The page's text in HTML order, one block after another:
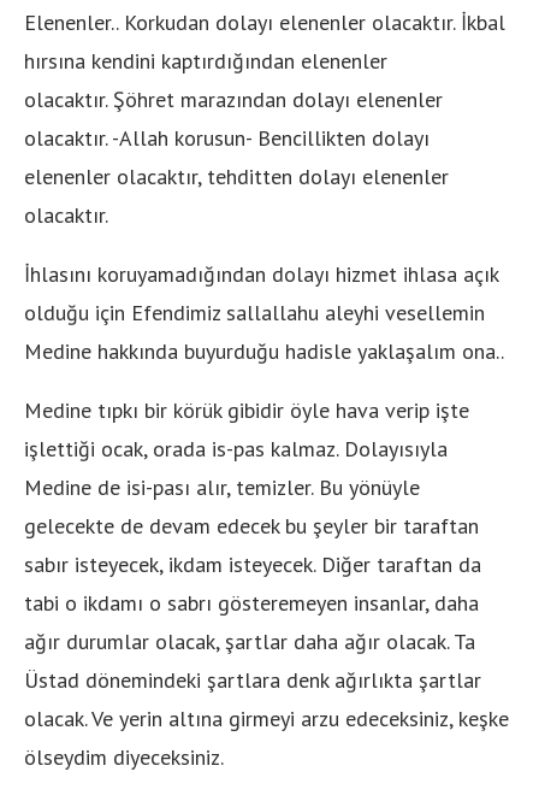
Elenenler.. Korkudan dolayı elenenler olacaktır. İkbal
hırsına kendini kaptırdığından elenenler
olacaktır. Şöhret marazından dolayı elenenler
olacaktır. -Allah korusun- Bencillikten dolayı
elenenler olacaktır, tehditten dolayı elenenler
olacaktır.
İhlasını koruyamadığından dolayı hizmet ihlasa açık
olduğu için Efendimiz sallallahu aleyhi vesellemin
Medine hakkında buyurduğu hadisle yaklaşalım ona..
Medine tıpkı bir körük gibidir öyle hava verip işte
işlettiği ocak, orada is-pas kalmaz. Dolayısıyla
Medine de isi-pası alır, temizler. Bu yönüyle
gelecekte de devam edecek bu şeyler bir taraftan
sabır isteyecek, ikdam isteyecek. Diğer taraftan da
tabi o ikdamı o sabrı gösteremeyen insanlar, daha
ağır durumlar olacak, şartlar daha ağır olacak. Ta
Üstad dönemindeki şartlara denk ağırlıkta şartlar
olacak. Ve yerin altına girmeyi arzu edeceksiniz, keşke
ölseydim diyeceksiniz.